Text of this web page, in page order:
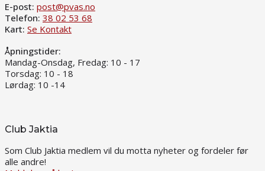
E-post: post@pvas.no
Telefon: 38 02 53 68
Kart: Se Kontakt
Åpningstider:
Mandag-Onsdag, Fredag: 10 - 17
Torsdag: 10 - 18
Lørdag: 10 -14
Club Jaktia
Som Club Jaktia medlem vil du motta nyheter og fordeler før
alle andre!